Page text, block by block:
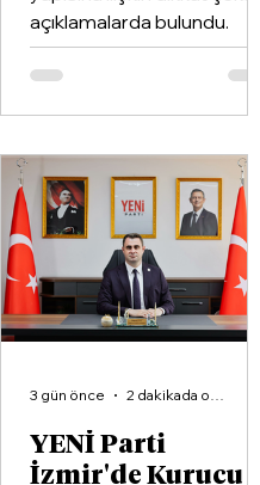
açıklamalarda bulundu.
YENİ Parti
İzmir'de Kurucu
3 gün önce 2 dakikada okunur